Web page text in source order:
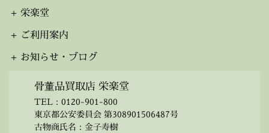
栄楽堂
ご利用案内
お知らせ・ブログ
骨董品買取店 栄楽堂
TEL： 0120-901-800
東京都公安委員会 第308901506487号
古物商氏名：金子寿樹